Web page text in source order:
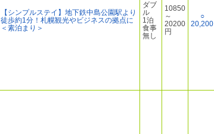
【シンプルステイ】地下鉄中島公園駅より
徒歩約1分！札幌観光やビジネスの拠点に
＜素泊まり＞
ダブ
ル
1泊
食事
無し
10850
～
20200
円
○
20,200